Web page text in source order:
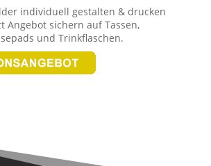
individuell gestalten & drucken
Angebot sichern auf Tassen,
und Trinkflaschen.